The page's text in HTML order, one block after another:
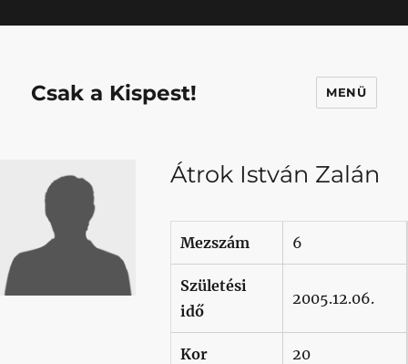
Csak a Kispest! MENÜ
Átrok István Zalán
Mezszám 6
Születési
idő
2005.12.06.
Kor 20